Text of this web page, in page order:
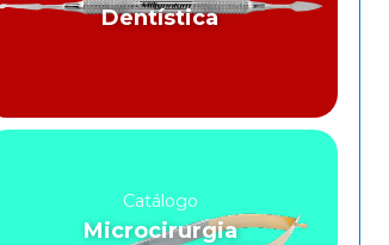
Dentística
Catálogo
Microcirurgia